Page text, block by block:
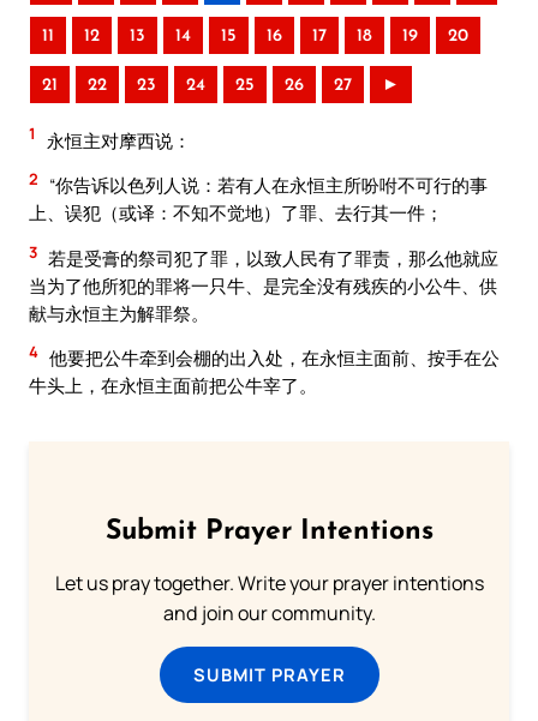
11 12 13 14 15 16 17 18 19 20
21 22 23 24 25 26 27 ►
1 永恒主对摩西说：
2
“你告诉以色列人说：若有人在永恒主所吩咐不可行的事
上、误犯（或译：不知不觉地）了罪、去行其一件；
3 若是受膏的祭司犯了罪，以致人民有了罪责，那么他就应
当为了他所犯的罪将一只牛、是完全没有残疾的小公牛、供
献与永恒主为解罪祭。
4 他要把公牛牵到会棚的出入处，在永恒主面前、按手在公
牛头上，在永恒主面前把公牛宰了。
Submit Prayer Intentions
Let us pray together. Write your prayer intentions
and join our community.
SUBMIT PRAYER